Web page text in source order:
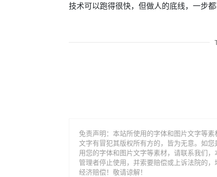
技术可以跑得很快，但做人的底线，一步
免责声明：本站所使用的字体和图片文字等
文字有冒犯其版权所有方的，皆为无意。如
用您的字体和图片文字等素材，请联系我们
管理者停止使用，并索要赔偿或上诉法院的
经济赔偿！敬请谅解！